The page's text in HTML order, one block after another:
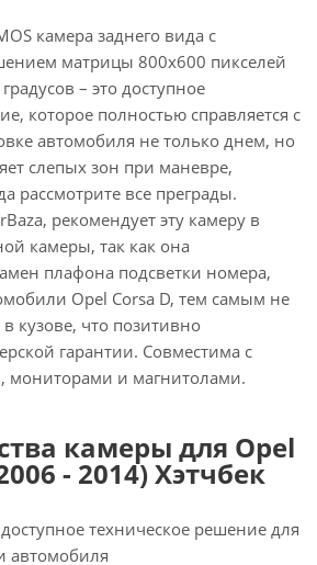
камера заднего вида с
матрицы 800х600 пикселей
– это доступное
которое полностью справляется с
автомобиля не только днем, но
слепых зон при маневре,
рассмотрите все преграды.
рекомендует эту камеру в
камеры, так как она
плафона подсветки номера,
Opel Corsa D, тем самым не
кузове, что позитивно
гарантии. Совместима с
мониторами и магнитолами.
камеры для Opel
- 2014) Хэтчбек
техническое решение для
автомобиля